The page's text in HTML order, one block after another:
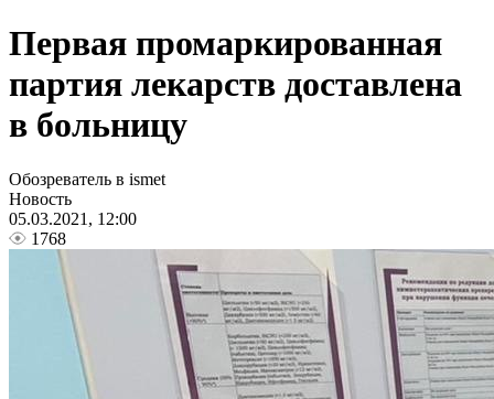
Первая промаркированная
партия лекарств доставлена
в больницу
Обозреватель в ismet
Новость
05.03.2021, 12:00
1768